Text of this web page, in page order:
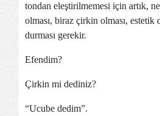
tondan eleştirilmemesi için artık,
olması, biraz çirkin olması, estetik
durması gerekir.
Efendim?
Çirkin mi dediniz?
“Ucube dedim”.